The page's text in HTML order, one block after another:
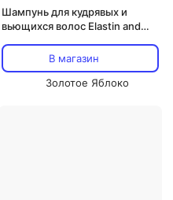
Шампунь для кудрявых и
вьющихся волос Elastin and
COSMETICSВ магазин
Золотое Яблоко